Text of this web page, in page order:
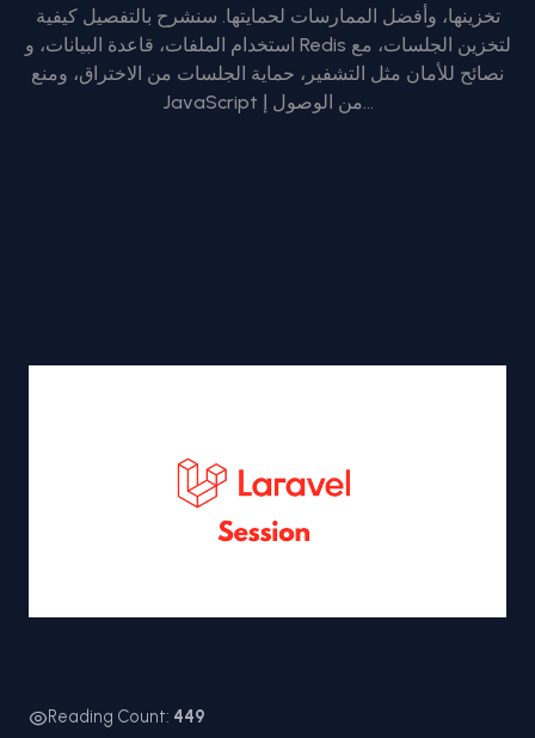
تخزينها، وأفضل الممارسات لحمايتها. سنشرح بالتفصيل كيفية
استخدام الملفات، قاعدة البيانات، و Redis لتخزين الجلسات، مع
نصائح للأمان مثل التشفير، حماية الجلسات من الاختراق، ومنع
JavaScript من الوصول إ...
Reading Count: 449